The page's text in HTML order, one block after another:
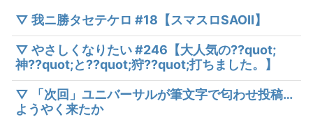
▽ 我ニ勝タセテケロ #18【スマスロSAOⅡ】
▽ やさしくなりたい #246【大人気の??quot;
神??quot;と??quot;狩??quot;打ちました。】
▽ 「次回」ユニバーサルが筆文字で匂わせ投稿…
ようやく来たか